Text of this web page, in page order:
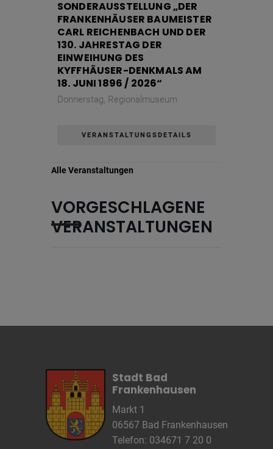
SONDERAUSSTELLUNG „DER
FRANKENHÄUSER BAUMEISTER
CARL REICHENBACH UND DER
130. JAHRESTAG DER
EINWEIHUNG DES
KYFFHÄUSER-DENKMALS AM
18. JUNI 1896 / 2026“
Donnerstag, Regionalmuseum
VERANSTALTUNGSDETAILS
Alle Veranstaltungen
VORGESCHLAGENE
VERANSTALTUNGEN
Stadt Bad
Frankenhausen
Markt 1
06567 Bad Frankenhausen
Telefon: 034671 7 20 0
Keine
Cookie Name
Cookie Laufzeit
Anbieter
Cookie Laufzeit